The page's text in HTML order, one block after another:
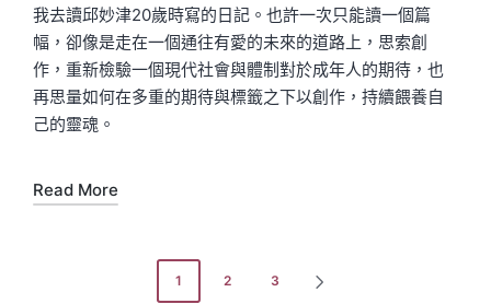
我去讀邱妙津20歲時寫的日記。也許一次只能讀一個篇
幅，卻像是走在一個通往有愛的未來的道路上，思索創
作，重新檢驗一個現代社會與體制對於成年人的期待，也
再思量如何在多重的期待與標籤之下以創作，持續餵養自
己的靈魂。
Read More
1 2 3